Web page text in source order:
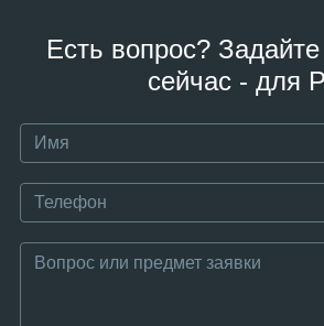
Есть вопрос?
сейчас - для